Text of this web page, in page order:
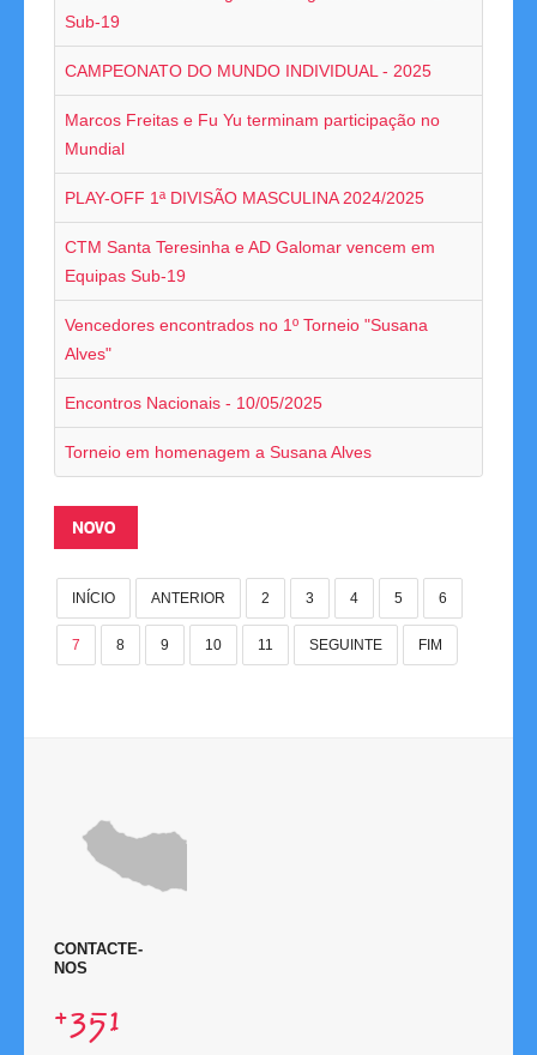
Campeonatos Regionais
Camp. Nacionais de Equipas
Taça da Madeira
Impressos
Compilação de Resultados
Rankings
Clubes Filiados
Links
Contactos
Sub-19
CAMPEONATO DO MUNDO INDIVIDUAL - 2025
Marcos Freitas e Fu Yu terminam participação no
Mundial
PLAY-OFF 1ª DIVISÃO MASCULINA 2024/2025
CTM Santa Teresinha e AD Galomar vencem em
Equipas Sub-19
Vencedores encontrados no 1º Torneio "Susana
Alves"
Encontros Nacionais - 10/05/2025
Torneio em homenagem a Susana Alves
NOVO
INÍCIO ANTERIOR 2 3 4 5 6
7 8 9 10 11 SEGUINTE FIM
CONTACTE-
NOS
+351